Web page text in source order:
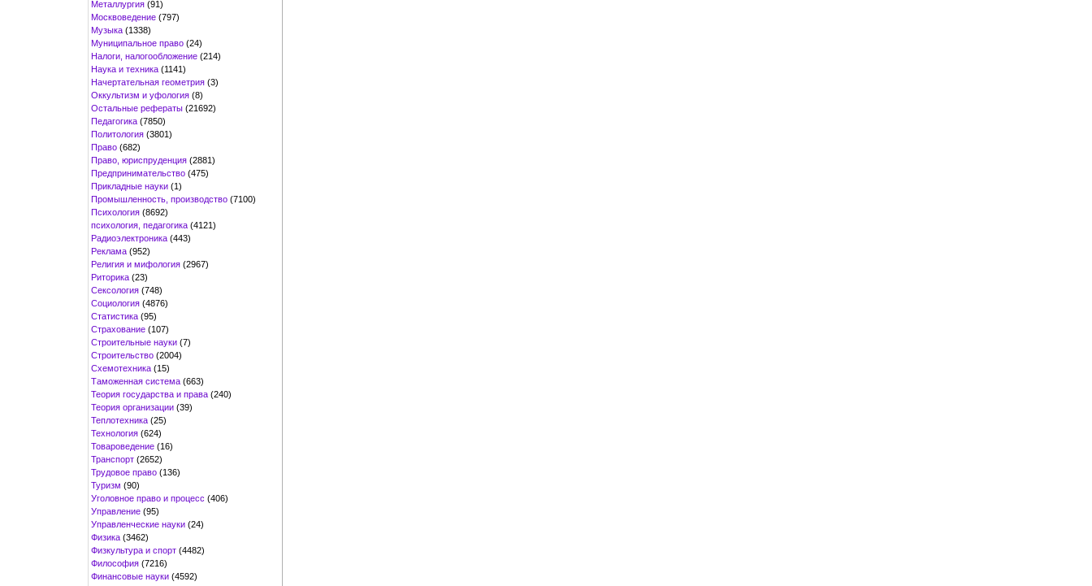
Металлургия (91)
Москвоведение (797)
Музыка (1338)
Муниципальное право (24)
Налоги, налогообложение (214)
Наука и техника (1141)
Начертательная геометрия (3)
Оккультизм и уфология (8)
Остальные рефераты (21692)
Педагогика (7850)
Политология (3801)
Право (682)
Право, юриспруденция (2881)
Предпринимательство (475)
Прикладные науки (1)
Промышленность, производство (7100)
Психология (8692)
психология, педагогика (4121)
Радиоэлектроника (443)
Реклама (952)
Религия и мифология (2967)
Риторика (23)
Сексология (748)
Социология (4876)
Статистика (95)
Страхование (107)
Строительные науки (7)
Строительство (2004)
Схемотехника (15)
Таможенная система (663)
Теория государства и права (240)
Теория организации (39)
Теплотехника (25)
Технология (624)
Товароведение (16)
Транспорт (2652)
Трудовое право (136)
Туризм (90)
Уголовное право и процесс (406)
Управление (95)
Управленческие науки (24)
Физика (3462)
Физкультура и спорт (4482)
Философия (7216)
Финансовые науки (4592)